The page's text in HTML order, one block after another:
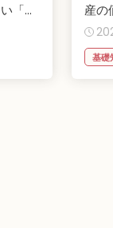
「リ
り。
産の
はあ
況や
基礎